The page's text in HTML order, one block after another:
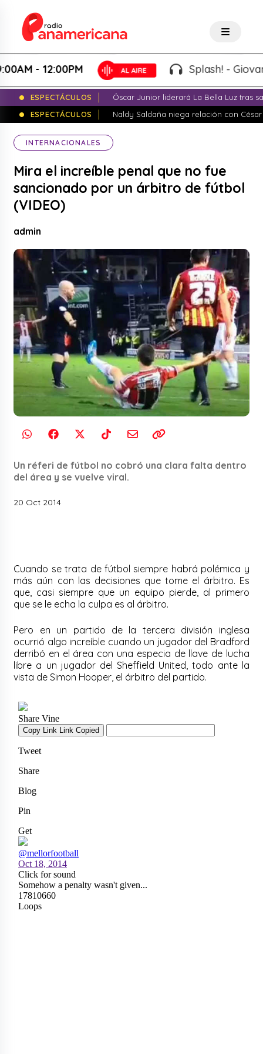
- 12:00PM Splash! -
ESPECTÁCULOS
Óscar Junior liderará La Bella Luz tras
ESPECTÁCULOS
Naldy Saldaña niega relación con
INTERNACIONALES
Mira el increíble penal que no fue
sancionado por un árbitro de fútbol
(VIDEO)
admin
Un réferi de fútbol no cobró una clara falta dentro
del área y se vuelve viral.
20 Oct 2014
Cuando se trata de fútbol siempre habrá polémica y
más aún con las decisiones que tome el árbitro. Es
que, casi siempre que un equipo pierde, al primero
que se le echa la culpa es al árbitro.
Pero en un partido de la tercera división inglesa
ocurrió algo increíble cuando un jugador del Bradford
derribó en el área con una especia de llave de lucha
libre a un jugador del Sheffield United, todo ante la
vista de Simon Hooper, el árbitro del partido.